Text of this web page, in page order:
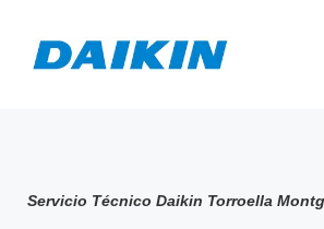
Servicio Técnico Daikin Torroella